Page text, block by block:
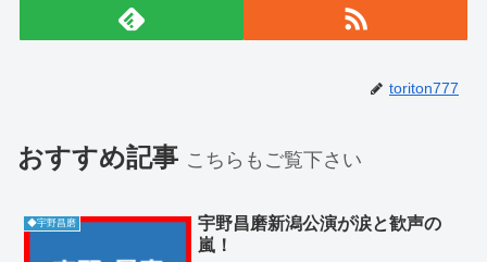
toriton777
おすすめ記事 こちらもご覧下さい
◆宇野昌磨
宇野昌磨新潟公演が涙と歓声の
嵐！